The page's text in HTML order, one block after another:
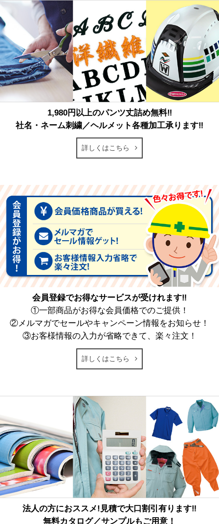
1,980円以上のパンツ丈詰め無料‼
社名・ネーム刺繍／ヘルメット各種加工承ります‼
詳しくはこちら
会員登録でお得なサービスが受けれます‼
①一部商品がお得な会員価格でのご提供！
②メルマガでセールやキャンペーン情報をお知らせ！
③お客様情報の入力が省略できて、楽々注文！
詳しくはこちら
法人の方におススメ!見積で大口割引有ります‼
無料カタログ／サンプルもご用意！